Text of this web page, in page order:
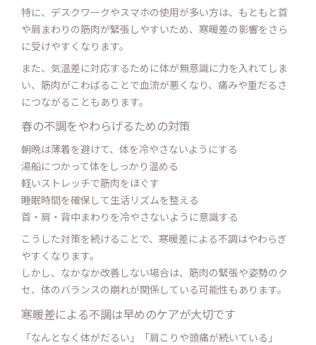
特に、デスクワークやスマホの使用が多い方は、もともと首
や肩まわりの筋肉が緊張しやすいため、寒暖差の影響をさら
に受けやすくなります。
また、気温差に対応するために体が無意識に力を入れてしま
い、筋肉がこわばることで血流が悪くなり、痛みや重だるさ
につながることもあります。
春の不調をやわらげるための対策
朝晩は薄着を避けて、体を冷やさないようにする
湯船につかって体をしっかり温める
軽いストレッチで筋肉をほぐす
睡眠時間を確保して生活リズムを整える
首・肩・背中まわりを冷やさないように意識する
こうした対策を続けることで、寒暖差による不調はやわらぎ
やすくなります。
しかし、なかなか改善しない場合は、筋肉の緊張や姿勢のク
セ、体のバランスの崩れが関係している可能性もあります。
寒暖差による不調は早めのケアが大切です
「なんとなく体がだるい」「肩こりや頭痛が続いている」